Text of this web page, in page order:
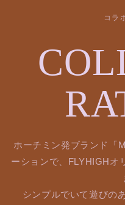
コラ
ホーチミン発ブランド「
ーションで、FLYHIGHオ
シンプルでいて遊びの